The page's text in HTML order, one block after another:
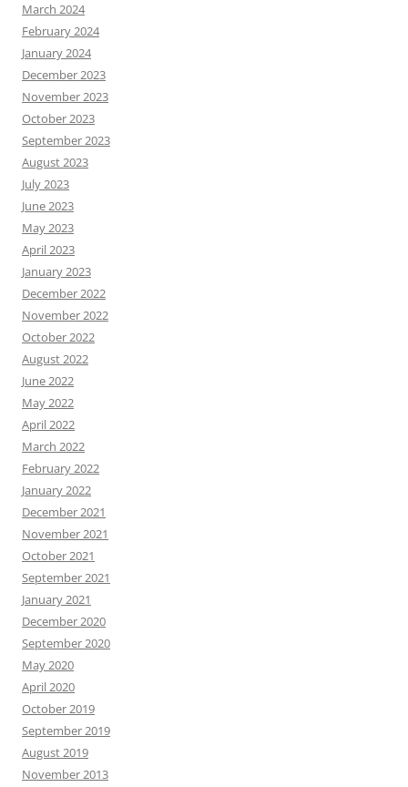
March 2024
February 2024
January 2024
December 2023
November 2023
October 2023
September 2023
August 2023
July 2023
June 2023
May 2023
April 2023
January 2023
December 2022
November 2022
October 2022
August 2022
June 2022
May 2022
April 2022
March 2022
February 2022
January 2022
December 2021
November 2021
October 2021
September 2021
January 2021
December 2020
September 2020
May 2020
April 2020
October 2019
September 2019
August 2019
November 2013